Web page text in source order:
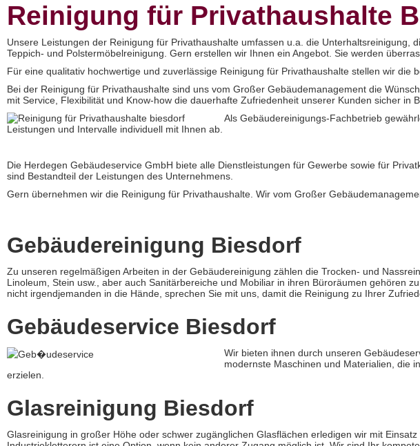
Reinigung für Privathaushalte
Unsere Leistungen der Reinigung für Privathaushalte umfassen u.a. die
Teppich- und Polstermöbelreinigung. Gern erstellen wir Ihnen ein Angebot. Sie werden
Für eine qualitativ hochwertige und zuverlässige Reinigung für Privathaushalte stellen wir
Bei der Reinigung für Privathaushalte sind uns vom Großer Gebäudemanagement die
mit Service, Flexibilität und Know-how die dauerhafte Zufriedenheit unserer Kunden sicher in
Als Gebäudereinigungs-Fachbetrieb
Leistungen und Intervalle individuell mit Ihnen ab.
Die Herdegen Gebäudeservice GmbH biete alle Dienstleistungen für Gewerbe sowie für
sind Bestandteil der Leistungen des Unternehmens.
Gern übernehmen wir die Reinigung für Privathaushalte. Wir vom Großer
Gebäudereinigung Biesdorf
Zu unseren regelmäßigen Arbeiten in der Gebäudereinigung zählen die Trocken- und
Linoleum, Stein usw., aber auch Sanitärbereiche und Mobiliar in ihren Büroräumen gehören
nicht irgendjemanden in die Hände, sprechen Sie mit uns, damit die Reinigung zu Ihrer
Gebäudeservice Biesdorf
Wir bieten ihnen durch unseren
modernste Maschinen und Materialien, die
erzielen.
Glasreinigung Biesdorf
Glasreinigung in großer Höhe oder schwer zugänglichen Glasflächen erledigen wir mit